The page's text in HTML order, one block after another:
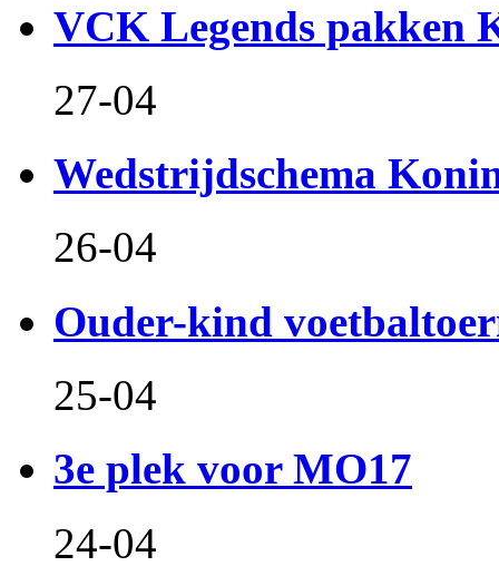
VCK Legends pakken
27-04
Wedstrijdschema
26-04
Ouder-kind
25-04
3e plek voor MO17
24-04